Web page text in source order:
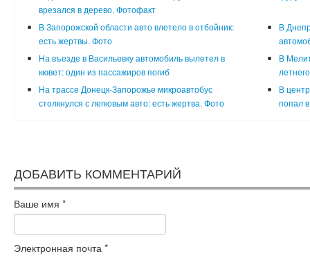
врезался в дерево. Фотофакт
В Запорожской области авто влетело в отбойник:
есть жертвы. Фото
В
На въезде в Васильевку автомобиль вылетел в
кювет: один из пассажиров погиб
В
На трассе Донецк-Запорожье микроавтобус
столкнулся с легковым авто: есть жертва. Фото
В
попал
ДОБАВИТЬ КОММЕНТАРИЙ
Ваше имя *
Электронная почта *